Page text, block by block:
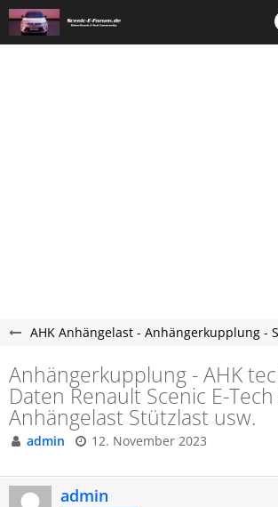
AHK Anhängelast - Anhängerkupplung -
Anhängerkupplung - AHK
Daten Renault Scenic E-
Anhängelast Stützlast usw.
admin 12. November 2023
admin